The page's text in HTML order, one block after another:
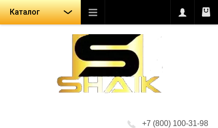
Каталог
+7 (800) 100-31-98